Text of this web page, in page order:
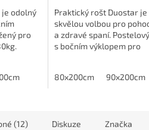
je odolný
pro
Praktický rošt Duostar je
skvělou volbou pro
a zdravé spaní.
s bočním výklopem pro
ložnici. Zdvih...
80x200cm 90x200cm
(12) Diskuze Značka